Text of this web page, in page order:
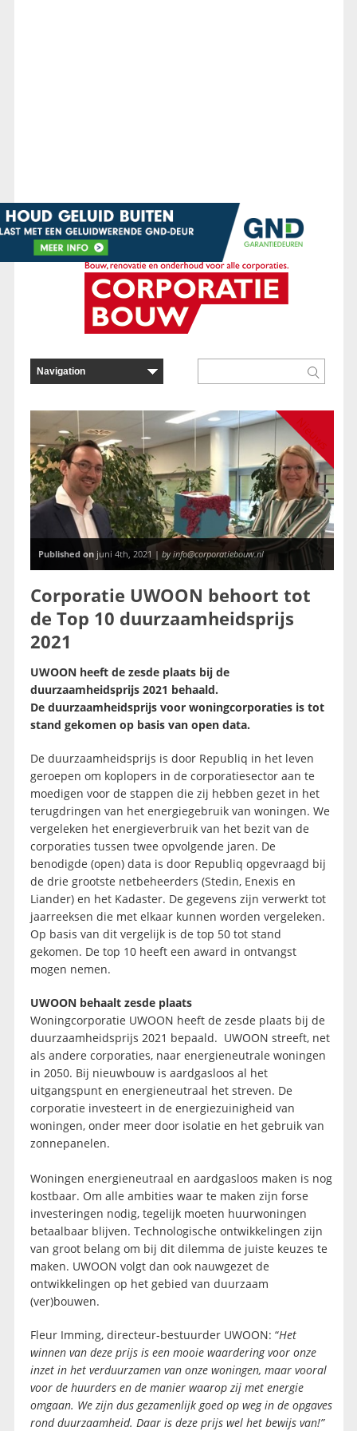
Nieuws
Published onjuni 4th, 2021 | by info@corporatiebouw.nl
Corporatie UWOON behoort tot
de Top 10 duurzaamheidsprijs
2021
UWOON heeft de zesde plaats bij de
duurzaamheidsprijs 2021 behaald.
De duurzaamheidsprijs voor woningcorporaties is tot
stand gekomen op basis van open data.
De duurzaamheidsprijs is door Republiq in het leven
geroepen om koplopers in de corporatiesector aan te
moedigen voor de stappen die zij hebben gezet in het
terugdringen van het energiegebruik van woningen. We
vergeleken het energieverbruik van het bezit van de
corporaties tussen twee opvolgende jaren. De
benodigde (open) data is door Republiq opgevraagd bij
de drie grootste netbeheerders (Stedin, Enexis en
Liander) en het Kadaster. De gegevens zijn verwerkt tot
jaarreeksen die met elkaar kunnen worden vergeleken.
Op basis van dit vergelijk is de top 50 tot stand
gekomen. De top 10 heeft een award in ontvangst
mogen nemen.
UWOON behaalt zesde plaats
Woningcorporatie UWOON heeft de zesde plaats bij de
duurzaamheidsprijs 2021 bepaald. UWOON streeft, net
als andere corporaties, naar energieneutrale woningen
in 2050. Bij nieuwbouw is aardgasloos al het
uitgangspunt en energieneutraal het streven. De
corporatie investeert in de energiezuinigheid van
woningen, onder meer door isolatie en het gebruik van
zonnepanelen.
Woningen energieneutraal en aardgasloos maken is nog
kostbaar. Om alle ambities waar te maken zijn forse
investeringen nodig, tegelijk moeten huurwoningen
betaalbaar blijven. Technologische ontwikkelingen zijn
van groot belang om bij dit dilemma de juiste keuzes te
maken. UWOON volgt dan ook nauwgezet de
ontwikkelingen op het gebied van duurzaam
(ver)bouwen.
Fleur Imming, directeur-bestuurder UWOON: “Het
winnen van deze prijs is een mooie waardering voor onze
inzet in het verduurzamen van onze woningen, maar vooral
voor de huurders en de manier waarop zij met energie
omgaan. We zijn dus gezamenlijk goed op weg in de opgaves
rond duurzaamheid. Daar is deze prijs wel het bewijs van!”